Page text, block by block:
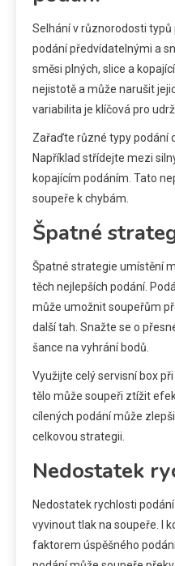
Selhání v různorodosti
podání předvídatelnými a
směsi plných, slice a
nejistotě a může narušit
variabilita je klíčová pro
Zařaďte různé typy podání
Například střídejte mezi
kopajícím podáním. Tato
soupeře k chybám.
Špatné
Špatné strategie umístění
těch nejlepších podání.
může umožnit soupeřům
další tah. Snažte se o
šance na vyhrání bodů.
Využijte celý servisní box
tělo může soupeři ztížit
cílených podání může
celkovou strategii.
Nedostatek
Nedostatek rychlosti
vyvinout tlak na soupeře. I
faktorem úspěšného